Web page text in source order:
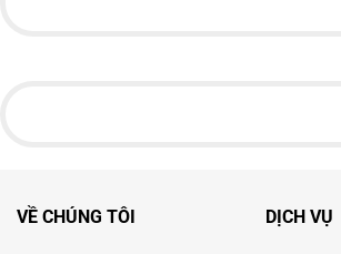
VỀ CHÚNG TÔI DỊCH VỤ